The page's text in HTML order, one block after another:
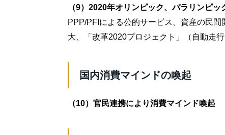
（9）2020年オリンピック、パラリンピッ
PPP/PFIによる公的サービス、資産の民
大、「改革2020プロジェクト」（自動走
国内消費マインドの喚起
（10）官民連携により消費マインド喚起